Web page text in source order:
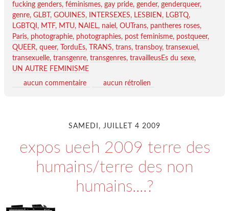
fucking genders féminismes gay pride gender genderqueer
genre GLBT GOUINES INTERSEXES LESBIEN
LGBTQ
LGBTQI
MTF MTU NAIEL naiel OUTrans pantheres roses
Paris photographie photographies post feminisme postqueer
QUEER queer TorduEs TRANS trans transboy transexuel
transexuelle transgenre transgenres travailleusEs du sexe
UN AUTRE FEMINISME
aucun commentaire
aucun rétrolien
SAMEDI, JUILLET 4 2009
expos ueeh 2009 terre des
humains/terre des non
humains....?